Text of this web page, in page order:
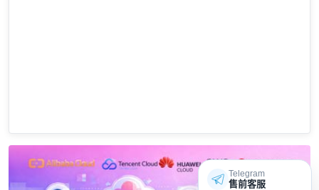
Telegram
售前客服